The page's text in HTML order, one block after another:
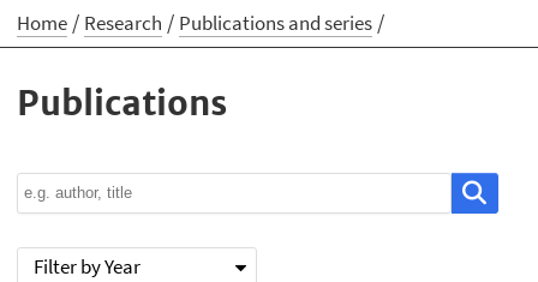
Home Research Publications and series
Publications
Filter by Year